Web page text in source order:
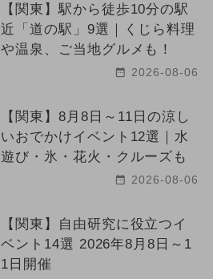
【関東】駅から徒歩10分の駅
近「道の駅」9選｜くじら料理
や温泉、ご当地グルメも！
2026-08-06
【関東】8月8日～11日の涼し
いおでかけイベント12選｜水
遊び・氷・花火・クルーズも
2026-08-06
【関東】自由研究に役立つイ
ベント14選 2026年8月8日～1
1日開催